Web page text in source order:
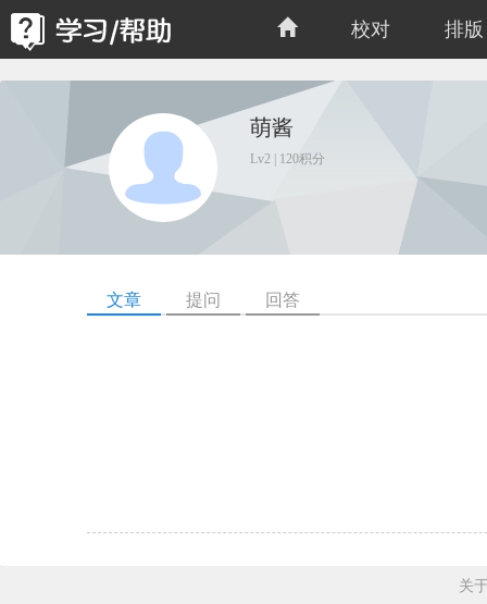
校对 排版
萌酱
Lv2 | 120积分
文章 提问 回答
关